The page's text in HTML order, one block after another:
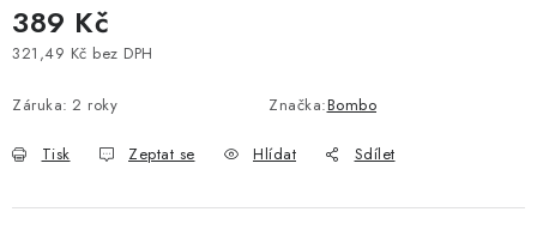
389 Kč
321,49 Kč bez DPH
Záruka: 2 roky Značka:Bombo
Tisk Zeptat se Hlídat Sdílet